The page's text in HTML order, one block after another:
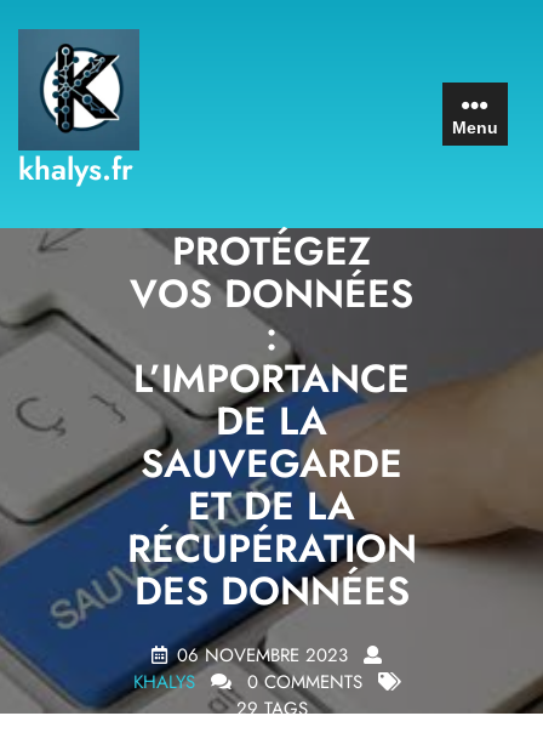
content
khalys.fr
Menu
PROTÉGEZ
VOS DONNÉES
:
L’IMPORTANCE
DE LA
SAUVEGARDE
ET DE LA
RÉCUPÉRATION
DES DONNÉES
06 NOVEMBRE 2023
KHALYS
0 COMMENTS
29 TAGS